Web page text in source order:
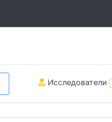
Исследователи